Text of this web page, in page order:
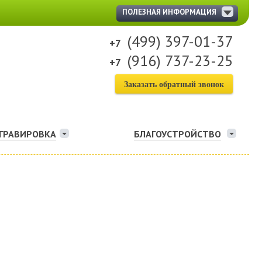
ПОЛЕЗНАЯ ИНФОРМАЦИЯ
(499) 397-01-37
(916) 737-23-25
Заказать обратный звонок
БЛАГОУСТРОЙСТВО